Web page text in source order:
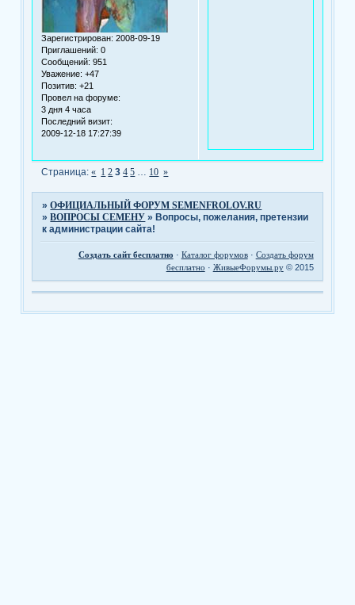
Зарегистрирован: 2008-09-19
Приглашений: 0
Сообщений: 951
Уважение: +47
Позитив: +21
Провел на форуме:
3 дня 4 часа
Последний визит:
2009-12-18 17:27:39
Страница:« 1 2 3 4 5 10 »
»ОФИЦИАЛЬНЫЙ ФОРУМ SEMENFROLOV.RU
»ВОПРОСЫ СЕМЕНУ » Вопросы, пожелания, претензии
к администрации сайта!
Создать сайт бесплатно · Каталог форумов· Создать форум
бесплатно · ЖивыеФорумы.ру© 2015